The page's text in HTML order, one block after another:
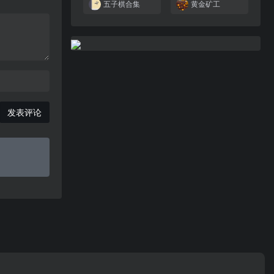
发表评论
五子棋合集 黄金矿工